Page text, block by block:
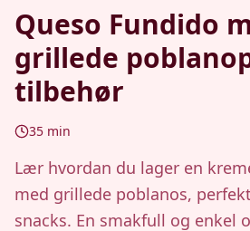
Queso Fundido
grillede
tilbehør
35 min
Lær hvordan du lager en
med grillede poblanos,
snacks. En smakfull og enkel